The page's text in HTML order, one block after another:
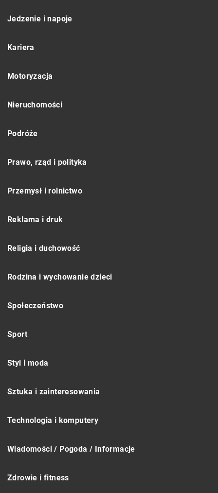
Jedzenie i napoje
Kariera
Motoryzacja
Nieruchomości
Podróże
Prawo, rząd i polityka
Przemysł i rolnictwo
Reklama i druk
Religia i duchowość
Rodzina i wychowanie dzieci
Społeczeństwo
Sport
Styl i moda
Sztuka i zainteresowania
Technologia i komputery
Wiadomości / Pogoda / Informacje
Zdrowie i fitness